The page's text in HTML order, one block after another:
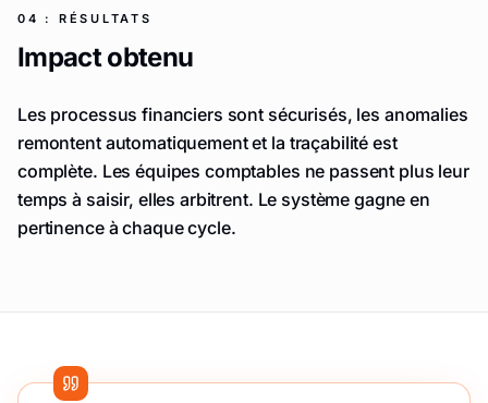
04 : RÉSULTATS
Impact obtenu
Les processus financiers sont sécurisés, les anomalies
remontent automatiquement et la traçabilité est
complète. Les équipes comptables ne passent plus leur
temps à saisir, elles arbitrent. Le système gagne en
pertinence à chaque cycle.